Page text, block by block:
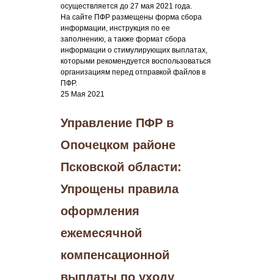
осуществляется до 27 мая 2021 года.
На сайте ПФР размещены форма сбора
информации, инструкция по ее
заполнению, а также формат сбора
информации о стимулирующих выплатах,
которыми рекомендуется воспользоваться
организациям перед отправкой файлов в
ПФР.
25 Мая 2021
Управление ПФР в
Опочецком районе
Псковской области:
Упрощены правила
оформления
ежемесячной
компенсационной
выплаты по уходу